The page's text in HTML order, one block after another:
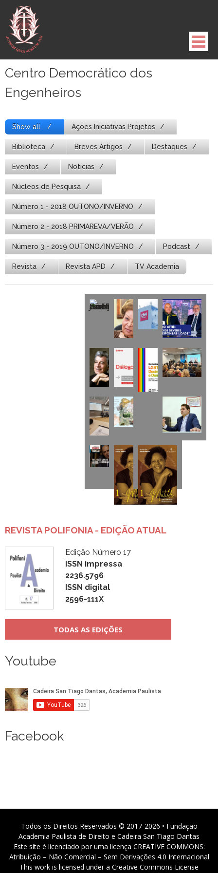
para
conteúdo
Centro Democrático dos
Engenheiros
Show all Ações Iniciativas Projetos
Biblioteca Breves Artigos Destaques
Eventos Notícias
Núcleos de Pesquisa
Número 1 - 2018 OUTONO/INVERNO
Número 2 - 2018 PRIMAREVA/VERÃO
Número 3 - 2019 OUTONO/INVERNO Podcast
Revista Revista APD TV Academia
REVISTA POLIFONIA - EDIÇÃO ATUAL
Edição Número 17
ISSN impressa
2236.5796
ISSN digital
2596-111X
TODAS AS EDIÇÕES
Youtube
Facebook
Todos os Direitos Reservados © 2017-2026 • Fundação
Academia Paulista de Direito e Cadeira San Tiago Dantas
Este site é licenciado por uma licença CREATIVE COMMONS:
Atribuição – Não Comercial – Sem Derivações 4.0 Internacional
This work is licensed under a Creative Commons License